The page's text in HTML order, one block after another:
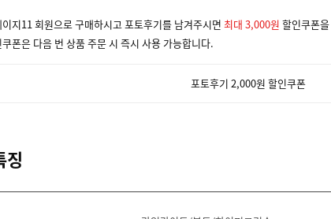
지11 회원으로 구매하시고 포토후기를 남겨주시면 최대 3,000원 할인쿠폰
폰은 다음 번 상품 주문 시 즉시 사용 가능합니다.
포토후기 2,000원 할인쿠폰
징